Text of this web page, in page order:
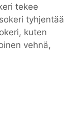
tekee
tyhjentää
kuten
vehnä,